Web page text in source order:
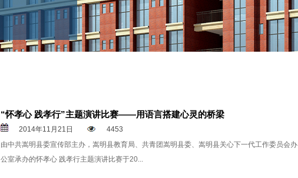
“怀孝心 践孝行”主题演讲比赛——用语言搭建心灵的桥梁
2014年11月21日
4453
由中共嵩明县委宣传部主办，嵩明县教育局、共青团嵩明县委、嵩明县关心下一代工作委员会办
公室承办的怀孝心 践孝行主题演讲比赛于20...